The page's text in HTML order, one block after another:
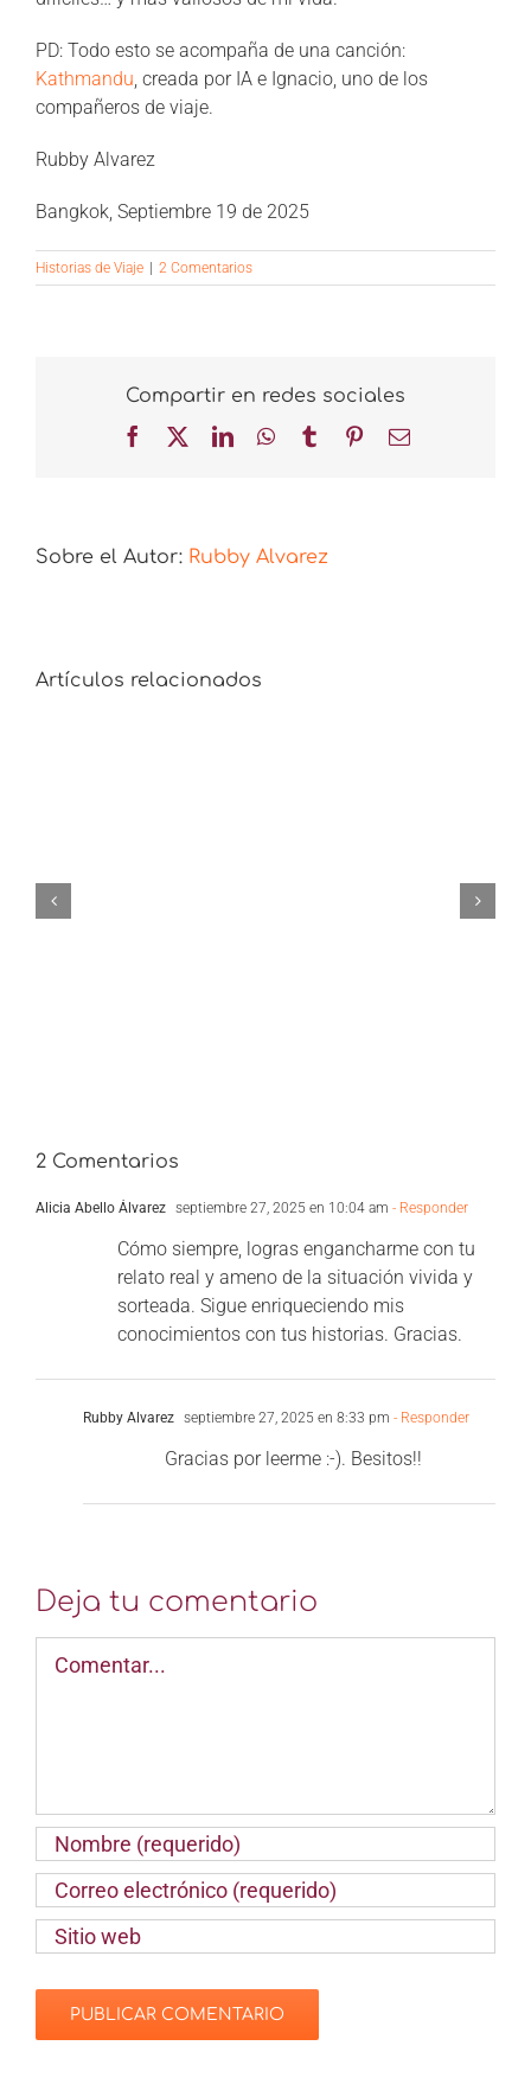
PD: Todo esto se acompaña de una canción:
Kathmandu , creada por IA e Ignacio, uno de los
compañeros de viaje.
Rubby Alvarez
Bangkok, Septiembre 19 de 2025
Historias de Viaje | 2 Comentarios
Compartir en redes sociales
Facebook
X LinkedInWhatsApp
TumblrPinterestCorreo
Sobre el Autor: Rubby Alvarez
Artículos relacionados
NEPAL:
2 Comentarios
Alicia Abello Álvarez septiembre 27, 2025 en 10:04 am - Responder
Cómo siempre, logras engancharme con tu
relato real y ameno de la situación vivida y
sorteada. Sigue enriqueciendo mis
conocimientos con tus historias. Gracias.
Rubby Alvarez septiembre 27, 2025 en 8:33 pm - Responder
Gracias por leerme :-). Besitos!!
Deja tu comentario